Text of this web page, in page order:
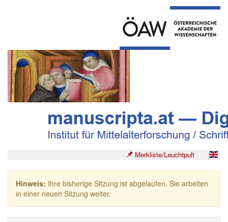
Merkliste/Leuchtpult
Hinweis: Ihre bisherige Sitzung ist abgelaufen. Sie arbeiten
in einer neuen Sitzung weiter.